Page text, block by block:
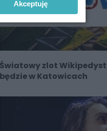
Światowy zlot
będzie w Katowicach
Akceptuję